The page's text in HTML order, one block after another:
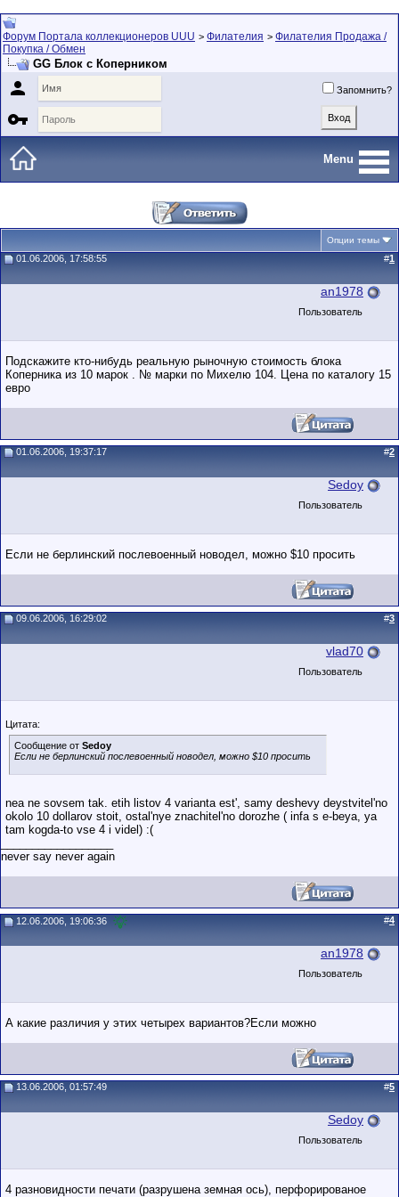
Форум Портала коллекционеров UUU > Филателия > Филателия Продажа /
Покупка / Обмен
GG Блок с Коперником
 Запомнить?

Menu
Опции темы
01.06.2006, 17:58:55 #1
an1978
Пользователь
Подскажите кто-нибудь реальную рыночную стоимость блока
Коперника из 10 марок . № марки по Михелю 104. Цена по каталогу 15
евро
01.06.2006, 19:37:17 #2
Sedoy
Пользователь
Если не берлинский послевоенный новодел, можно $10 просить
09.06.2006, 16:29:02 #3
vlad70
Пользователь
Цитата:
Сообщение от Sedoy
Если не берлинский послевоенный новодел, можно $10 просить
nea ne sovsem tak. etih listov 4 varianta est', samy deshevy deystvitel'no
okolo 10 dollarov stoit, ostal'nye znachitel'no dorozhe ( infa s e-beya, ya
tam kogda-to vse 4 i videl) :(
never say never again
12.06.2006, 19:06:36 #4
an1978
Пользователь
А какие различия у этих четырех вариантов?Если можно
13.06.2006, 01:57:49 #5
Sedoy
Пользователь
4 разновидности печати (разрушена земная ось), перфорированое